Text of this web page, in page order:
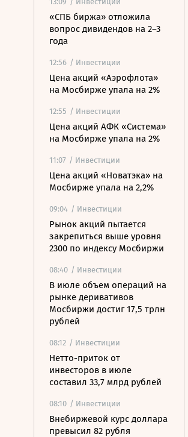
«СПБ биржа» отложила
вопрос дивидендов на 2–3
года
12:56 / Инвестиции
Цена акций «Аэрофлота»
на Мосбирже упала на 2%
12:55 / Инвестиции
Цена акций АФК «Система»
на Мосбирже упала на 2%
11:07 / Инвестиции
Цена акций «Новатэка» на
Мосбирже упала на 2,2%
09:04 / Инвестиции
Рынок акций пытается
закрепиться выше уровня
2300 по индексу Мосбиржи
08:40 / Инвестиции
В июле объем операций на
рынке деривативов
Мосбиржи достиг 17,5 трлн
рублей
08:12 / Инвестиции
Нетто-приток от
инвесторов в июле
составил 33,7 млрд рублей
08:10 / Инвестиции
Внебиржевой курс доллара
превысил 82 рубля